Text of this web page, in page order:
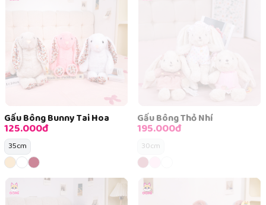
Gấu Bông Bunny Tai Hoa
125.000đ
35cm
Gấu Bông Thỏ Nhí
195.000đ
30cm